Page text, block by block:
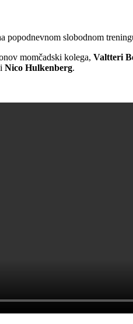
popodnevnom slobodnom
momčadski kolega, Valtteri
i Nico Hulkenberg.